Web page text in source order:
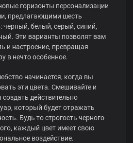
горизонты персонализации
предлагающими шесть
черный, белый, серый, синий,
Эти варианты позволят вам
и настроение, превращая
в нечто особенное.
начинается, когда вы
эти цвета. Смешивайте и
действительно
который будет отражать
Будь то строгость черного
каждый цвет имеет свою
воздействие.